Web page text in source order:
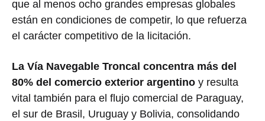
que al menos ocho grandes empresas globales
están en condiciones de competir, lo que refuerza
el carácter competitivo de la licitación.
La Vía Navegable Troncal concentra más del
80% del comercio exterior argentino y resulta
vital también para el flujo comercial de Paraguay,
el sur de Brasil, Uruguay y Bolivia, consolidando